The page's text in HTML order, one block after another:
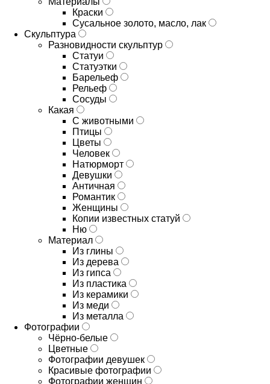
Краски
Сусальное золото, масло, лак
Скульптура
Разновидности скульптур
Статуи
Статуэтки
Барельеф
Рельеф
Сосуды
Какая
С животными
Птицы
Цветы
Человек
Натюрморт
Девушки
Античная
Романтик
Женщины
Копии известных статуй
Ню
Материал
Из глины
Из дерева
Из гипса
Из пластика
Из керамики
Из меди
Из металла
Фотографии
Чёрно-белые
Цветные
Фотографии девушек
Красивые фотографии
Фотографии женщин